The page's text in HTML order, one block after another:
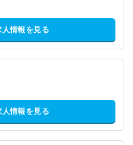
情報を見る
情報を見る